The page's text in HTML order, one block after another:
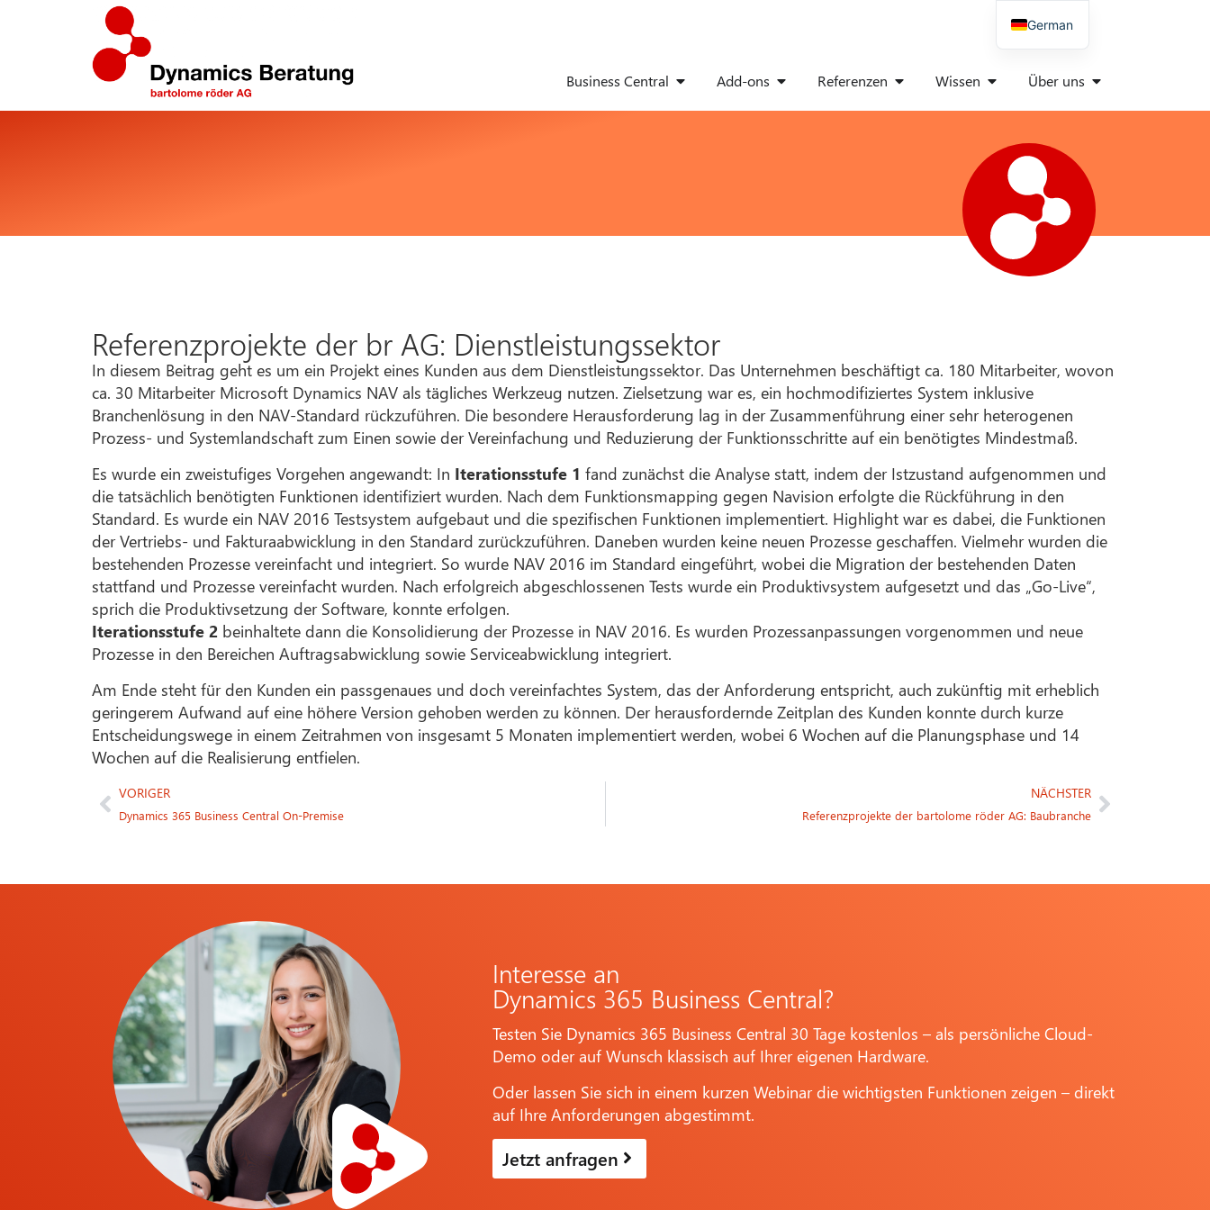
Business Central Add-ons Referenzen Wissen Über uns
Referenzprojekte der br AG: Dienstleistungssektor
In diesem Beitrag geht es um ein Projekt eines Kunden aus dem Dienstleistungssektor. Das Unternehmen beschäftigt ca. 180 Mitarbeiter, wovon
ca. 30 Mitarbeiter Microsoft Dynamics NAV als tägliches Werkzeug nutzen. Zielsetzung war es, ein hochmodifiziertes System inklusive
Branchenlösung in den NAV-Standard rückzuführen. Die besondere Herausforderung lag in der Zusammenführung einer sehr heterogenen
Prozess- und Systemlandschaft zum Einen sowie der Vereinfachung und Reduzierung der Funktionsschritte auf ein benötigtes Mindestmaß.
Es wurde ein zweistufiges Vorgehen angewandt: In Iterationsstufe 1 fand zunächst die Analyse statt, indem der Istzustand aufgenommen und
die tatsächlich benötigten Funktionen identifiziert wurden. Nach dem Funktionsmapping gegen Navision erfolgte die Rückführung in den
Standard. Es wurde ein NAV 2016 Testsystem aufgebaut und die spezifischen Funktionen implementiert. Highlight war es dabei, die Funktionen
der Vertriebs- und Fakturaabwicklung in den Standard zurückzuführen. Daneben wurden keine neuen Prozesse geschaffen. Vielmehr wurden die
bestehenden Prozesse vereinfacht und integriert. So wurde NAV 2016 im Standard eingeführt, wobei die Migration der bestehenden Daten
stattfand und Prozesse vereinfacht wurden. Nach erfolgreich abgeschlossenen Tests wurde ein Produktivsystem aufgesetzt und das „Go-Live“,
sprich die Produktivsetzung der Software, konnte erfolgen.
Iterationsstufe 2 beinhaltete dann die Konsolidierung der Prozesse in NAV 2016. Es wurden Prozessanpassungen vorgenommen und neue
Prozesse in den Bereichen Auftragsabwicklung sowie Serviceabwicklung integriert.
Am Ende steht für den Kunden ein passgenaues und doch vereinfachtes System, das der Anforderung entspricht, auch zukünftig mit erheblich
geringerem Aufwand auf eine höhere Version gehoben werden zu können. Der herausfordernde Zeitplan des Kunden konnte durch kurze
Entscheidungswege in einem Zeitrahmen von insgesamt 5 Monaten implementiert werden, wobei 6 Wochen auf die Planungsphase und 14
Wochen auf die Realisierung entfielen.
VORIGER
Dynamics 365 Business Central On-Premise
NÄCHSTER
Referenzprojekte der bartolome röder AG: Baubranche
Interesse an
Dynamics 365 Business Central?
Testen Sie Dynamics 365 Business Central 30 Tage kostenlos – als persönliche Cloud-
Demo oder auf Wunsch klassisch auf Ihrer eigenen Hardware.
Oder lassen Sie sich in einem kurzen Webinar die wichtigsten Funktionen zeigen – direkt
auf Ihre Anforderungen abgestimmt.
Jetzt anfragen
German
Spanish
Italian
Polish
Danish
French